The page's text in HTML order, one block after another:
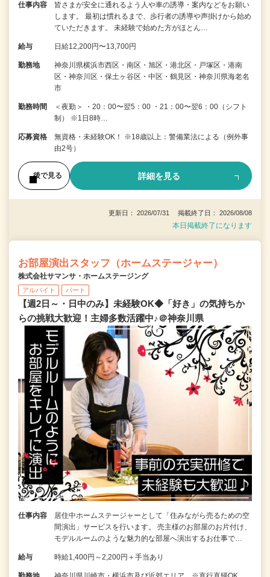
仕事内容
皆さまが安全に通れるよう人や車の誘導・案内などをお願い
します。 最初は慣れるまで、歩行者の誘導や声掛けから始め
ていただきます。 未経験で始めた方がほとん…
給与 日給12,200円〜13,700円
勤務地
神奈川県横浜市西区・南区・旭区・港北区・戸塚区・港南
区・神奈川区・保土ヶ谷区・中区・鶴見区・神奈川県海老名
市
勤務時間
＜夜勤＞ ・20：00〜翌5：00 ・21：00〜翌6：00（シフト
制） ※1日8時…
応募資格
無資格・未経験OK！ ※18歳以上：警備業法による（例外事
由2号）
後で見る 詳細を見る
更新日： 2026/07/31 掲載終了日： 2026/08/08
本日掲載終了になります
お部屋演出スタッフ（ホームステージャー）
株式会社サマンサ・ホームステージング
アルバイト パート
【週2日～・日中のみ】未経験OK◆「好き」の気持ちか
らの挑戦大歓迎！主婦多数活躍中♪＠神奈川県
仕事内容
居住中ホームステージャーとして「住みながら売るための空
間演出」サービスを行います。 売主様のお部屋のお片付け、
モデルルームのような魅力的な部屋へ演出するお仕事で…
給与 時給1,400円～2,200円＋手当あり